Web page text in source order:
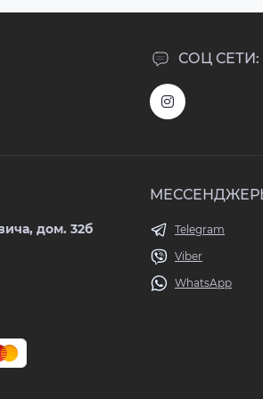
СОЦ СЕТИ:
дом. 32б
Telegram
Viber
WhatsApp